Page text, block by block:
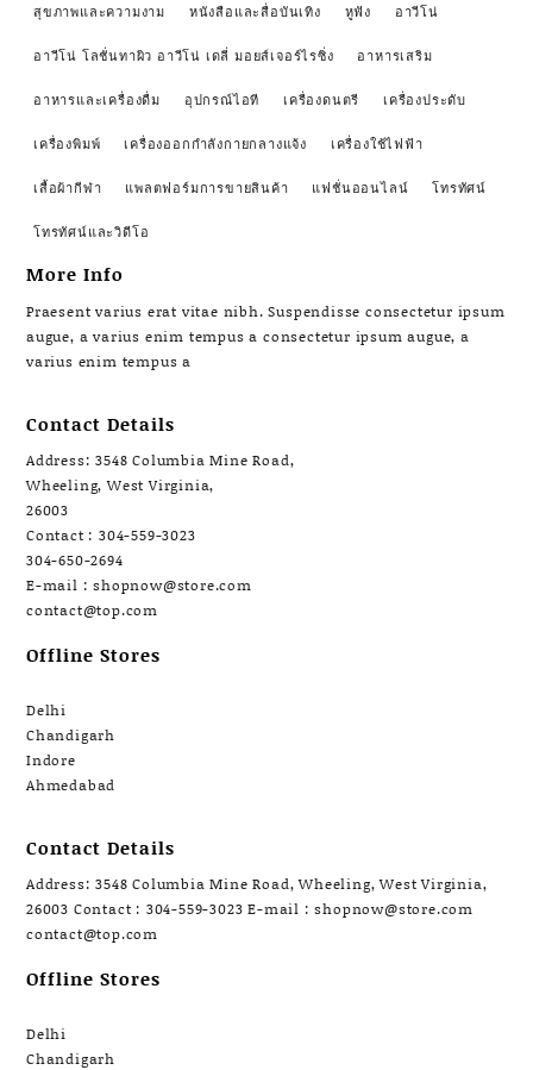
สุขภาพและความงาม หนังสือและสื่อบันเทิง หูฟัง อาวีโน่
อาวีโน่ โลชั่นทาผิว อาวีโน่ เดลี่ มอยส์เจอร์ไรซิ่ง อาหารเสริม
อาหารและเครื่องดื่ม อุปกรณ์ไอที เครื่องดนตรี เครื่องประดับ
เครื่องพิมพ์ เครื่องออกกำลังกายกลางแจ้ง เครื่องใช้ไฟฟ้า
เสื้อผ้ากีฬา แพลตฟอร์มการขายสินค้า แฟชั่นออนไลน์ โทรทัศน์
โทรทัศน์และวิดีโอ
More Info
Praesent varius erat vitae nibh. Suspendisse consectetur ipsum
augue, a varius enim tempus a consectetur ipsum augue, a
varius enim tempus a
Contact Details
Address: 3548 Columbia Mine Road,
Wheeling, West Virginia,
26003
Contact : 304-559-3023
304-650-2694
E-mail : shopnow@store.com
contact@top.com
Offline Stores
Delhi
Chandigarh
Indore
Ahmedabad
Contact Details
Address: 3548 Columbia Mine Road, Wheeling, West Virginia,
26003 Contact : 304-559-3023 E-mail : shopnow@store.com
contact@top.com
Offline Stores
Delhi
Chandigarh